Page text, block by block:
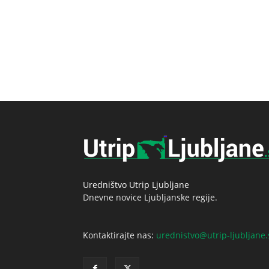
Uredništvo Utrip Ljubljane
Dnevne novice Ljubljanske regije.
Kontaktirajte nas: urednistvo@utrip-